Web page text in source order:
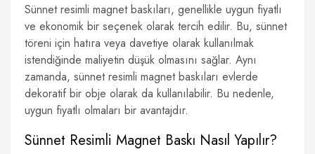
Sünnet resimli magnet baskıları, genellikle uygun fiyatlı
ve ekonomik bir seçenek olarak tercih edilir. Bu, sünnet
töreni için hatıra veya davetiye olarak kullanılmak
istendiğinde maliyetin düşük olmasını sağlar. Aynı
zamanda, sünnet resimli magnet baskıları evlerde
dekoratif bir obje olarak da kullanılabilir. Bu nedenle,
uygun fiyatlı olmaları bir avantajdır.
Sünnet Resimli Magnet Baskı Nasıl Yapılır?